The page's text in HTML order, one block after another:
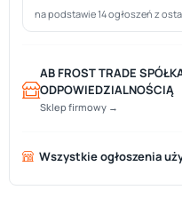
na podstawie 14 ogłoszeń z
AB FROST TRADE
ODPOWIEDZIALNOŚCIĄ
Sklep firmowy →
Wszystkie ogłoszenia